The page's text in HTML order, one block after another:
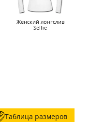
Женский лонгслив
Selfie
Таблица размеров